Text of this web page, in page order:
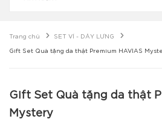
Trang chủ SET VÍ - DÂY LƯNG
Gift Set Quà tặng da thật Premium HAVIAS
Gift Set Quà tặng da thật
Mystery